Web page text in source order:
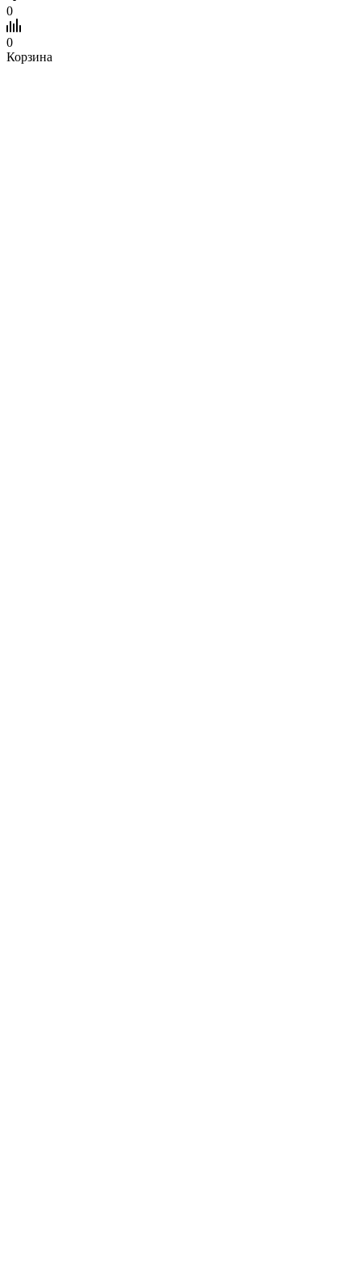
0
0
Корзина